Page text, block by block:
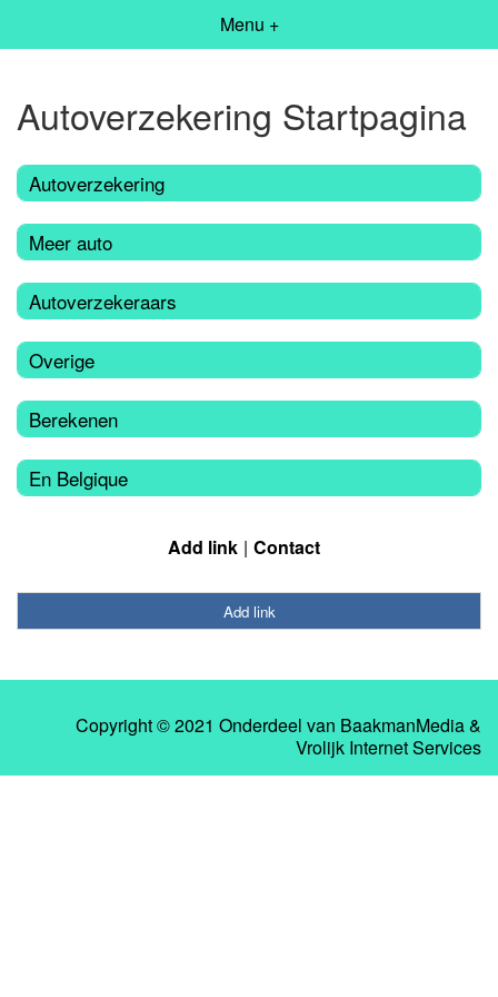
Menu +
Autoverzekering Startpagina
Autoverzekering
Meer auto
Autoverzekeraars
Overige
Berekenen
En Belgique
Add link Contact
Add link
Copyright © 2021 Onderdeel van BaakmanMedia&
Vrolijk Internet Services